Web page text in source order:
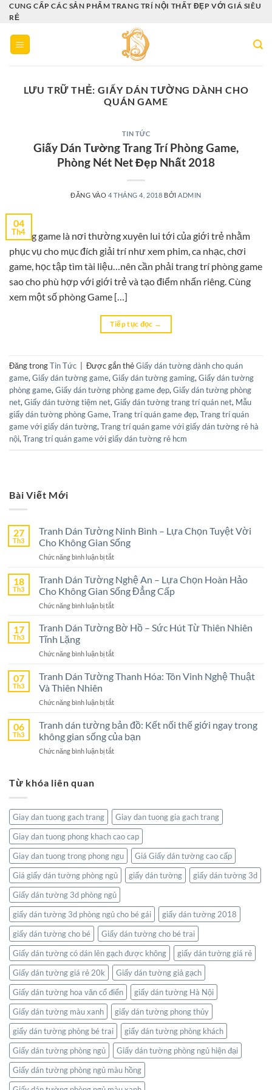
Bỏ
qua
nội
dung
CUNG CẤP CÁC SẢN PHẨM TRANG TRÍ NỘI THẤT ĐẸP VỚI GIÁ SIÊU
RẺ
LƯU TRỮ THẺ: GIẤY DÁN TƯỜNG DÀNH CHO
QUÁN GAME
TIN TỨC
Giấy Dán Tường Trang Trí Phòng Game,
Phòng Nét Net Đẹp Nhất 2018
ĐĂNG VÀO 4 THÁNG 4, 2018 BỞI ADMIN
04
Th4
Phòng game là nơi thường xuyên lui tới của giới trẻ nhằm
phục vụ cho mục đích giải trí như xem phim, ca nhạc, chơi
game, học tập tìm tài liệu…nên cần phải trang trí phòng game
sao cho phù hợp với giới trẻ và tạo điểm nhấn riêng. Cùng
xem một số phòng Game […]
Tiếp tục đọc →
Đăng trongTin Tức Được gắn thẻGiấy dán tường dành cho quán
game, Giấy dán tường game, Giấy dán tường gaming, Giấy dán tường
phòng game, Giấy dán tường phòng game đẹp, Giấy dán tường phòng
net, Giấy dán tường tiệm net, Giấy dán tường trang trí quán net, Mẫu
giấy dán tường phòng Game, Trang trí quán game đẹp, Trang trí quán
game với giấy dán tường, Trang trí quán game với giấy dán tường rẻ hà
nội, Trang trí quán game với giấy dán tường rẻ hcm
Bài Viết Mới
27
Th3
Tranh Dán Tường Ninh Bình – Lựa Chọn Tuyệt Vời
Cho Không Gian Sống
Chức năng bình luận bị tắtở
Dán
Tường
Ninh
Bình
Lựa
Không
Sống
18
Th3
Tranh Dán Tường Nghệ An – Lựa Chọn Hoàn Hảo
Cho Không Gian Sống Đẳng Cấp
Chức năng bình luận bị tắtở
Dán
An
Lựa
Không
Gian
Sống
17
Th3
Tranh Dán Tường Bờ Hồ – Sức Hút Từ Thiên Nhiên
Tĩnh Lặng
Chức năng bình luận bị tắtở
Dán
Hồ
Sức
Hút
07
Th3
Tranh Dán Tường Thanh Hóa: Tôn Vinh Nghệ Thuật
Và Thiên Nhiên
Chức năng bình luận bị tắtở
Dán
Tường
Thanh
Hóa:
Thiên
Nhiên
06
Th3
Tranh dán tường bản đồ: Kết nối thế giới ngay trong
không gian sống của bạn
Chức năng bình luận bị tắtở
Kết
nối
giới
ngay
trong
không
gian
sống
của
bạn
Từ khóa liên quan
Giay dan tuong gach trang
Giay dan tuong gia gach trang
Giay dan tuong phong khach cao cap
Giay dan tuong trong phong ngu
Giá Giấy dán tường cao cấp
Giá giấy dán tường phòng ngủ
giấy dán tường
giấy dán tường 3d
Giấy dán tường 3d phòng ngủ
giấy dán tường 3d phòng ngủ cho bé gái
giấy dán tường 2018
giấy dán tường cho bé
Giấy dán tường cho bé trai
Giấy dán tường có dán lên gạch được không
giấy dán tường giá rẻ
Giấy dán tường giá rẻ 20k
Giấy dán tường giả gạch
Giấy dán tường hoa văn cổ điển
giấy dán tường Hà Nội
Giấy dán tường màu xanh
giấy dán tường phong thủy
giấy dán tường phòng bé trai
giấy dán tường phòng khách
Giấy dán tường phòng ngủ
Giấy dán tường phòng ngủ hiện đại
Giấy dán tường phòng ngủ màu hồng